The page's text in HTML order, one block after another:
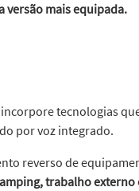
versão mais equipada.
tecnologias
por voz integrado.
reverso de
trabalho externo